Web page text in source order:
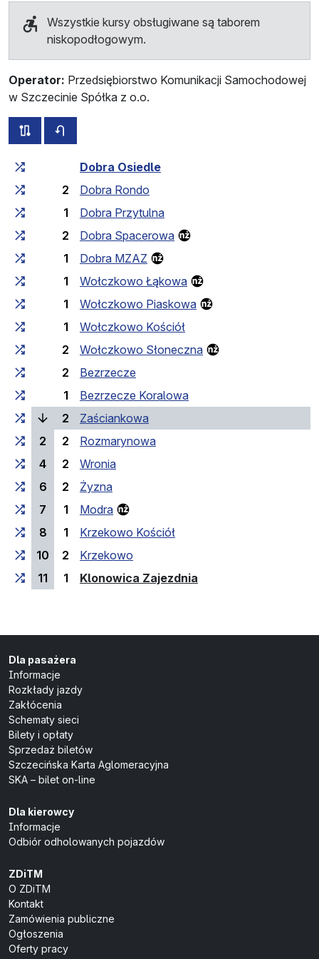
Wszystkie kursy obsługiwane są taborem
niskopodłogowym.
Operator: Przedsiębiorstwo Komunikacji Samochodowej
w Szczecinie Spółka z o.o.
wszystkie trasy tej linii
Czas przejazdu narastająco
Dobra Osiedle
2
Dobra Rondo
1
Dobra Przytulna
2
Dobra Spacerowa
1
Dobra MZAZ
1
Wołczkowo Łąkowa
1
Wołczkowo Piaskowa
1
Wołczkowo Kościół
2
Wołczkowo Słoneczna
2
Bezrzecze
1
Bezrzecze Koralowa
2
Zaściankowa
2
2
Rozmarynowa
4
2
Wronia
6
2
Żyzna
7
1
Modra
8
1
Krzekowo Kościół
10
2
Krzekowo
11
1 Klonowica Zajezdnia
Dla pasażera
Informacje
Rozkłady jazdy
Zakłócenia
Schematy sieci
Bilety i opłaty
Sprzedaż biletów
Szczecińska Karta Aglomeracyjna
SKA – bilet on-line
Dla kierowcy
Informacje
Odbiór odholowanych pojazdów
ZDiTM
O ZDiTM
Kontakt
Zamówienia publiczne
Ogłoszenia
Oferty pracy